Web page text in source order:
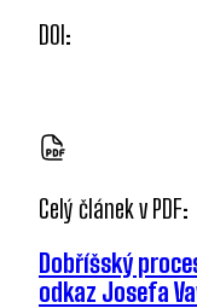
DOI:
Celý článek v PDF:
Dobříšský
odkaz Josefa